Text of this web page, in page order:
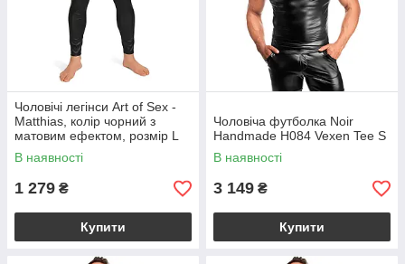
Чоловічі легінси Art of Sex -
Matthias, колір чорний з
матовим ефектом, розмір L
В наявності
1 279 ₴
Купити
Чоловіча футболка Noir
Handmade H084 Vexen Tee S
В наявності
3 149 ₴
Купити